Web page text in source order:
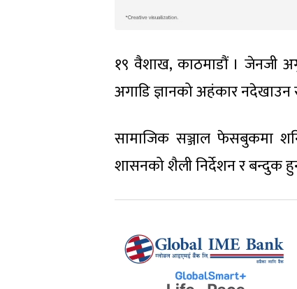
१९ वैशाख, काठमाडौं । जेनजी
अगाडि ज्ञानको अहंकार
सामाजिक सञ्जाल फेसबुकमा
शासनको शैली निर्देशन र बन्दुक